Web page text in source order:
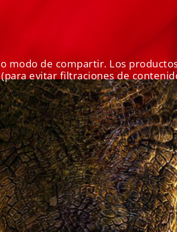
modo de compartir. Los
evitar filtraciones de